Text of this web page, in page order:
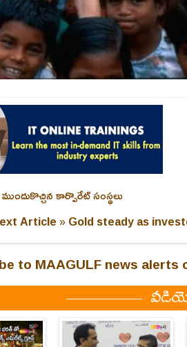
కార్పొరేట్ సంస్థలు
Article »Gold steady as
to MAAGULF news alerts